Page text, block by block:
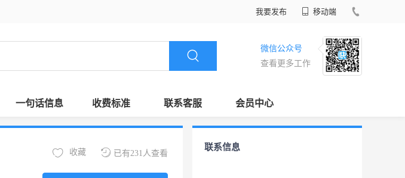
我要发布 移动端
微信公众号
查看更多工作
一句话信息 收费标准 联系客服 会员中心
已有231人查看
收藏
联系信息